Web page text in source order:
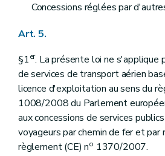
Concessions réglées par
Art. 5.
§1er. La présente loi ne s'applique
de services de transport aérien
licence d'exploitation au sens du
1008/2008 du Parlement
aux concessions de services
voyageurs par chemin de fer et par
règlement (CE) no 1370/2007.